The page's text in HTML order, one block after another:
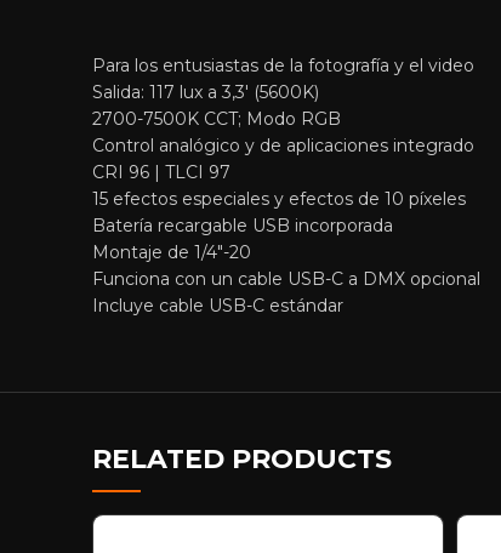
Para los entusiastas de la fotografía y el video
Salida: 117 lux a 3,3′ (5600K)
2700-7500K CCT; Modo RGB
Control analógico y de aplicaciones integrado
CRI 96 | TLCI 97
15 efectos especiales y efectos de 10 píxeles
Batería recargable USB incorporada
Montaje de 1/4″-20
Funciona con un cable USB-C a DMX opcional
Incluye cable USB-C estándar
RELATED PRODUCTS